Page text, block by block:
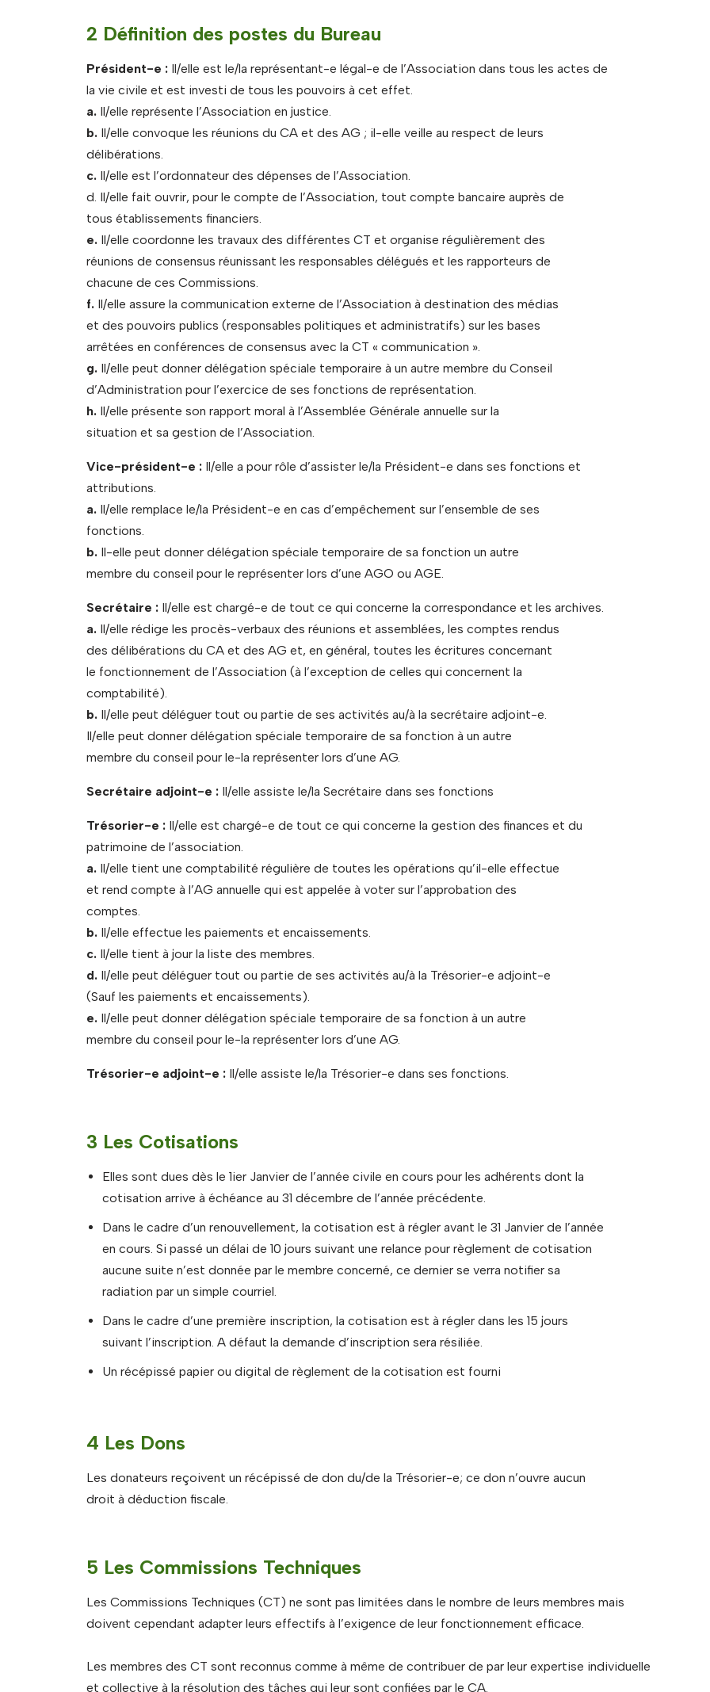
2 Définition des postes du Bureau
Président-e : Il/elle est le/la représentant-e légal-e de l’Association dans tous les actes de
la vie civile et est investi de tous les pouvoirs à cet effet.
a. Il/elle représente l’Association en justice.
b. Il/elle convoque les réunions du CA et des AG ; il-elle veille au respect de leurs
délibérations.
c. Il/elle est l’ordonnateur des dépenses de l’Association.
d. Il/elle fait ouvrir, pour le compte de l’Association, tout compte bancaire auprès de
tous établissements financiers.
e. Il/elle coordonne les travaux des différentes CT et organise régulièrement des
réunions de consensus réunissant les responsables délégués et les rapporteurs de
chacune de ces Commissions.
f. Il/elle assure la communication externe de l’Association à destination des médias
et des pouvoirs publics (responsables politiques et administratifs) sur les bases
arrêtées en conférences de consensus avec la CT « communication ».
g. Il/elle peut donner délégation spéciale temporaire à un autre membre du Conseil
d’Administration pour l’exercice de ses fonctions de représentation.
h. Il/elle présente son rapport moral à l’Assemblée Générale annuelle sur la
situation et sa gestion de l’Association.
Vice-président-e : Il/elle a pour rôle d’assister le/la Président-e dans ses fonctions et
attributions.
a. Il/elle remplace le/la Président-e en cas d’empêchement sur l’ensemble de ses
fonctions.
b. Il-elle peut donner délégation spéciale temporaire de sa fonction un autre
membre du conseil pour le représenter lors d’une AGO ou AGE.
Secrétaire : Il/elle est chargé-e de tout ce qui concerne la correspondance et les archives.
a. Il/elle rédige les procès-verbaux des réunions et assemblées, les comptes rendus
des délibérations du CA et des AG et, en général, toutes les écritures concernant
le fonctionnement de l’Association (à l’exception de celles qui concernent la
comptabilité).
b. Il/elle peut déléguer tout ou partie de ses activités au/à la secrétaire adjoint-e.
Il/elle peut donner délégation spéciale temporaire de sa fonction à un autre
membre du conseil pour le-la représenter lors d’une AG.
Secrétaire adjoint-e : Il/elle assiste le/la Secrétaire dans ses fonctions
Trésorier-e : Il/elle est chargé-e de tout ce qui concerne la gestion des finances et du
patrimoine de l’association.
a. Il/elle tient une comptabilité régulière de toutes les opérations qu’il-elle effectue
et rend compte à l’AG annuelle qui est appelée à voter sur l’approbation des
comptes.
b. Il/elle effectue les paiements et encaissements.
c. Il/elle tient à jour la liste des membres.
d. Il/elle peut déléguer tout ou partie de ses activités au/à la Trésorier-e adjoint-e
(Sauf les paiements et encaissements).
e. Il/elle peut donner délégation spéciale temporaire de sa fonction à un autre
membre du conseil pour le-la représenter lors d’une AG.
Trésorier-e adjoint-e : Il/elle assiste le/la Trésorier-e dans ses fonctions.
3 Les Cotisations
Elles sont dues dès le 1ier Janvier de l’année civile en cours pour les adhérents dont la
cotisation arrive à échéance au 31 décembre de l’année précédente.
Dans le cadre d’un renouvellement, la cotisation est à régler avant le 31 Janvier de l’année
en cours. Si passé un délai de 10 jours suivant une relance pour règlement de cotisation
aucune suite n’est donnée par le membre concerné, ce dernier se verra notifier sa
radiation par un simple courriel.
Dans le cadre d’une première inscription, la cotisation est à régler dans les 15 jours
suivant l’inscription. A défaut la demande d’inscription sera résiliée.
Un récépissé papier ou digital de règlement de la cotisation est fourni
4 Les Dons
Les donateurs reçoivent un récépissé de don du/de la Trésorier-e; ce don n’ouvre aucun
droit à déduction fiscale.
5 Les Commissions Techniques
Les Commissions Techniques (CT) ne sont pas limitées dans le nombre de leurs membres mais
doivent cependant adapter leurs effectifs à l’exigence de leur fonctionnement efficace.
Les membres des CT sont reconnus comme à même de contribuer de par leur expertise individuelle
et collective à la résolution des tâches qui leur sont confiées par le CA.